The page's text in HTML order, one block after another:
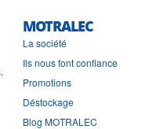
MOTRALEC
La société
Ils nous font confiance
Promotions
Déstockage
Blog MOTRALEC